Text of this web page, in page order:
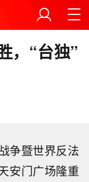
，“台独”
争暨世界反法
安门广场隆重